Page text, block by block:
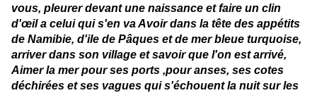
vous, pleurer devant une naissance et faire un clin
d'œil a celui qui s'en va Avoir dans la tête des appétits
de Namibie, d'ile de Pâques et de mer bleue turquoise,
arriver dans son village et savoir que l'on est arrivé,
Aimer la mer pour ses ports ,pour anses, ses cotes
déchirées et ses vagues qui s'échouent la nuit sur les